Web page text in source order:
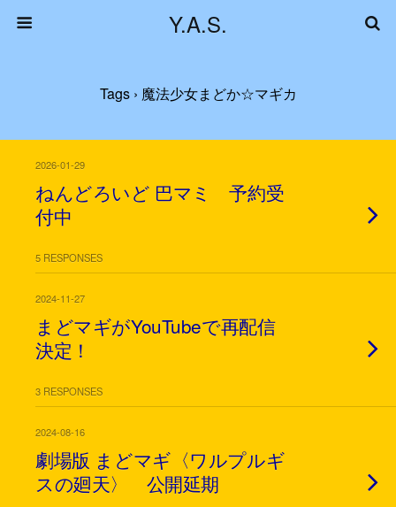
Y.A.S.
Tags › 魔法少女まどか☆マギカ
2026-01-29
ねんどろいど 巴マミ 予約受
付中
5 RESPONSES
2024-11-27
まどマギがYouTubeで再配信
決定！
3 RESPONSES
2024-08-16
劇場版 まどマギ〈ワルプルギ
スの廻天〉 公開延期